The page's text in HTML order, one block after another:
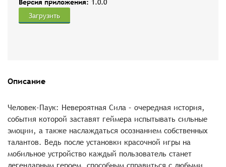
Версия приложения: 1.0.0
Загрузить
Описание
Человек-Паук: Невероятная Сила – очередная история,
события которой заставят геймера испытывать сильные
эмоции, а также наслаждаться осознанием собственных
талантов. Ведь после установки красочной игры на
мобильное устройство каждый пользователь станет
легендарным героем, способным справиться с любыми